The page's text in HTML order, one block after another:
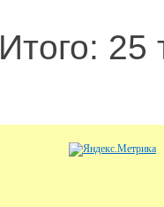
Итого: 25